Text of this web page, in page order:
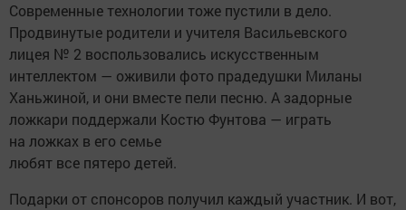
Современные технологии тоже пустили в дело.
Продвинутые родители и учителя Васильевского
лицея № 2 воспользовались искусственным
интеллектом — оживили фото прадедушки Миланы
Ханьжиной, и они вместе пели песню. А задорные
ложкари поддержали Костю Фунтова — играть
на ложках в его семье
любят все пятеро детей.
Подарки от спонсоров получил каждый участник. И вот,